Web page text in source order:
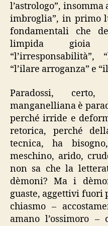
l’astrologo”,
imbroglia”, in primo
fondamentali che
limpida gioia
“l’irresponsabilità”,
“l’ilare arroganza” e
Paradossi,
manganelliana è
perché irride e
retorica, perché
tecnica, ha
meschino, arido,
non sa che la
dèmoni? Ma i
guaste, aggettivi fuori
chiasmo –
amano l’ossimoro